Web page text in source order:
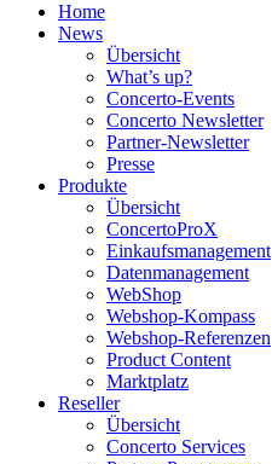
Home
News
Übersicht
What’s up?
Concerto-Events
Concerto Newsletter
Partner-Newsletter
Presse
Produkte
Übersicht
ConcertoProX
Einkaufsmanagement
Datenmanagement
WebShop
Webshop-Kompass
Webshop-Referenzen
Product Content
Marktplatz
Reseller
Übersicht
Concerto Services